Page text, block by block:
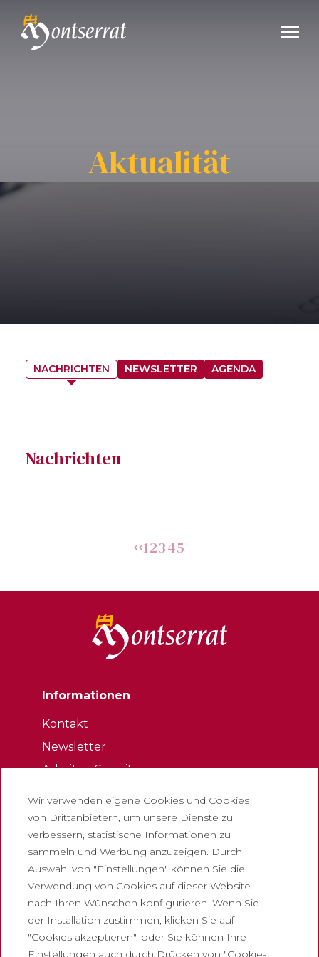
Aktualität
NACHRICHTEN NEWSLETTER AGENDA
Nachrichten
12345
Informationen
Kontakt
Newsletter
Arbeiten Sie mit uns
Eintrittskarte für touristen
Rechtliches
Datenschutzrichtlinie
Cookie-Richtlinie
Richtlinien für soziale Netzwerke
Meldelkanal
Wir verwenden eigene Cookies und Cookies
von Drittanbietern, um unsere Dienste zu
verbessern, statistische Informationen zu
sammeln und Werbung anzuzeigen. Durch
Auswahl von "Einstellungen" können Sie die
Verwendung von Cookies auf dieser Website
nach Ihren Wünschen konfigurieren. Wenn Sie
der Installation zustimmen, klicken Sie auf
"Cookies akzeptieren", oder Sie können Ihre
Einstellungen auch durch Drücken von "Cookie-